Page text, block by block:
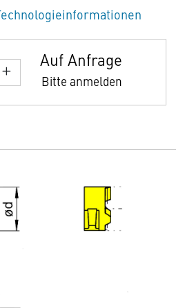
Technologieinformationen
Auf Anfrage
Bitte anmelden